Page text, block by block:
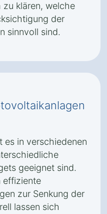
zu klären, welche
der
sinnvoll sind.
es in verschiedenen
geeignet sind.
effiziente
zur Senkung der
lassen sich